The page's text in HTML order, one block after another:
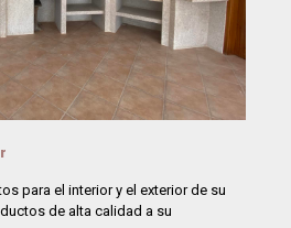
para el interior y el exterior de su
de alta calidad a su